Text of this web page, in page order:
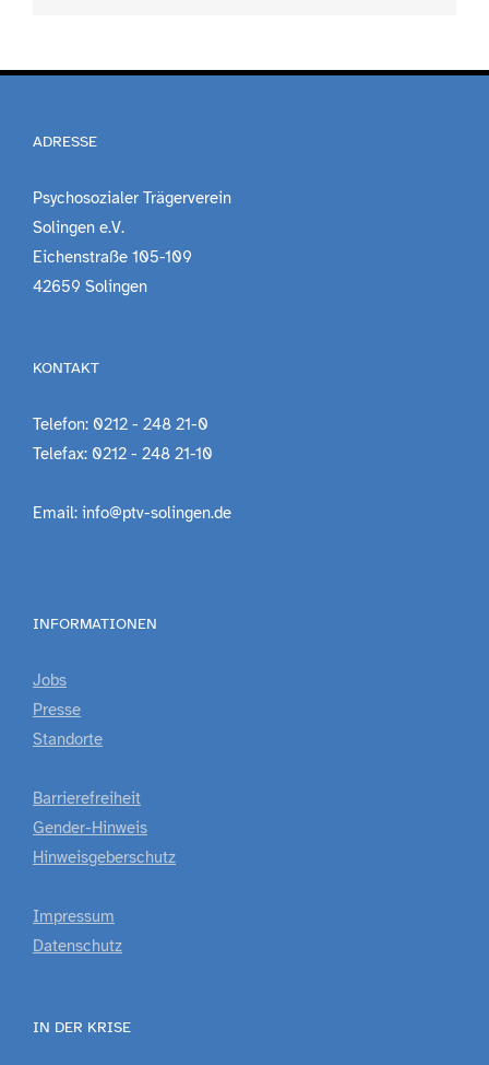
ADRESSE
Psychosozialer Trägerverein
Solingen e.V.
Eichenstraße 105-109
42659 Solingen
KONTAKT
Telefon: 0212 - 248 21-0
Telefax: 0212 - 248 21-10
Email: info@ptv-solingen.de
INFORMATIONEN
Jobs
Presse
Standorte
Barrierefreiheit
Gender-Hinweis
Hinweisgeberschutz
Impressum
Datenschutz
IN DER KRISE